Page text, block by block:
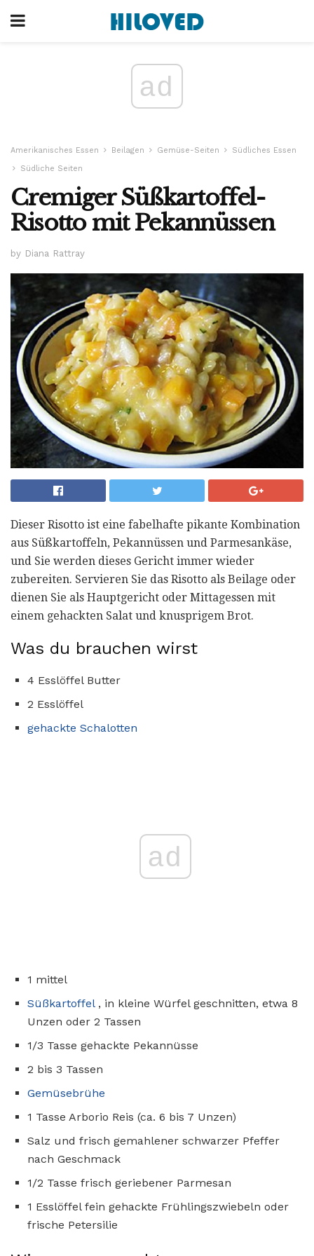
ad
Amerikanisches Essen Beilagen Gemüse-Seiten
Südliches Essen
Südliche Seiten
Cremiger Süßkartoffel-
Risotto mit Pekannüssen
by Diana Rattray
Dieser Risotto ist eine fabelhafte pikante Kombination
aus Süßkartoffeln, Pekannüssen und Parmesankäse,
und Sie werden dieses Gericht immer wieder
zubereiten. Servieren Sie das Risotto als Beilage oder
dienen Sie als Hauptgericht oder Mittagessen mit
einem gehackten Salat und knusprigem Brot.
Was du brauchen wirst
4 Esslöffel Butter
2 Esslöffel
gehackte Schalotten
ad
1 mittel
Süßkartoffel, in kleine Würfel geschnitten, etwa 8
Unzen oder 2 Tassen
1/3 Tasse gehackte Pekannüsse
2 bis 3 Tassen
Gemüsebrühe
1 Tasse Arborio Reis (ca. 6 bis 7 Unzen)
Salz und frisch gemahlener schwarzer Pfeffer
nach Geschmack
1/2 Tasse frisch geriebener Parmesan
1 Esslöffel fein gehackte Frühlingszwiebeln oder
frische Petersilie